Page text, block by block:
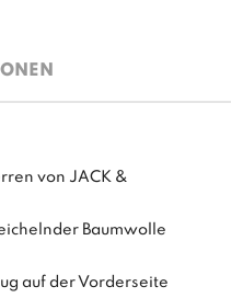
von JACK &
Baumwolle
auf der Vorderseite